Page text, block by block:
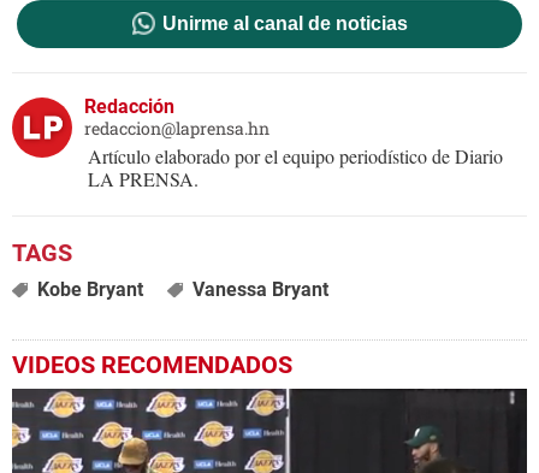
Unirme al canal de noticias
Redacción
redaccion@laprensa.hn
Artículo elaborado por el equipo periodístico de Diario
LA PRENSA.
Kobe Bryant Vanessa Bryant
VIDEOS RECOMENDADOS